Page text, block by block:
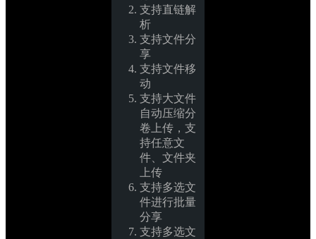
支持直链解
析
支持文件分
享
支持文件移
动
支持大文件
自动压缩分
卷上传，支
持任意文
件、文件夹
上传
支持多选文
件进行批量
分享
支持多选文